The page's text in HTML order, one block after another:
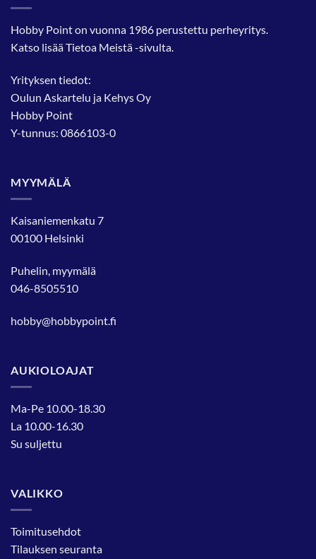
Hobby Point on vuonna 1986 perustettu perheyritys.
Katso lisääTietoa Meistä-sivulta.
Yrityksen tiedot:
Oulun Askartelu ja Kehys Oy
Hobby Point
Y-tunnus: 0866103-0
MYYMÄLÄ
Kaisaniemenkatu 7
00100 Helsinki
Puhelin, myymälä
046-8505510
hobby@hobbypoint.fi
AUKIOLOAJAT
Ma-Pe 10.00-18.30
La 10.00-16.30
Su suljettu
VALIKKO
Toimitusehdot
Tilauksen seuranta